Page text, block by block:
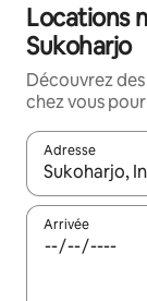
Locations
Sukoharjo
Découvrez
chez vous
Adresse
Lorsque les
Arrivée